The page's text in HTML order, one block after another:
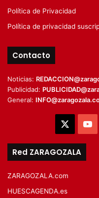
Política de Privacidad
Política de privacidad
Contacto
Noticias:
Publicidad:
General:
Red ZARAGOZALA
ZARAGOZALA.com
HUESCAGENDA.es